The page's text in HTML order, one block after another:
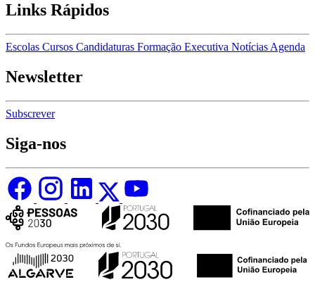
Links Rápidos
Escolas Cursos Candidaturas Formação Executiva Notícias Agenda
Newsletter
Subscrever
Siga-nos